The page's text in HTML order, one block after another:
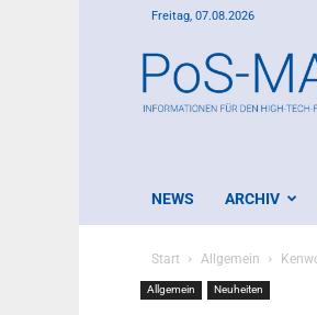
Freitag, 07.08.2026
Mail
NEWS ARCHIV
Start Allgemein
Allgemein Neuheiten